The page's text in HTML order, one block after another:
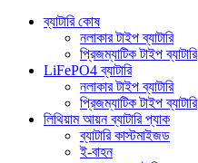
ব্যাটারি কোষ
নলাকার টাইপ ব্যাটারি
প্রিজম্যাটিক টাইপ ব্যাটারি
LiFePO4 ব্যাটারি
নলাকার টাইপ ব্যাটারি
প্রিজম্যাটিক টাইপ ব্যাটারি
লিথিয়াম আয়ন ব্যাটারি প্যাক
ব্যাটারি কাস্টমাইজড
ই-বাহন